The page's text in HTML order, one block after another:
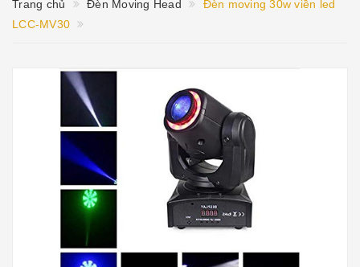
Trang chủ Đèn Moving Head
Đèn moving 30w viền led
LCC-MV30